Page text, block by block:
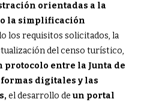
orientadas a la
la simplificación
los requisitos solicitados, la
del censo turístico,
protocolo entre la Junta de
digitales y las
el desarrollo deun portal